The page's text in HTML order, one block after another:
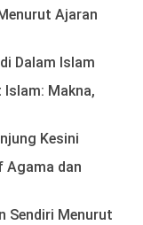
Ajaran
Dalam Islam
Makna,
Kesini
Agama dan
Sendiri Menurut